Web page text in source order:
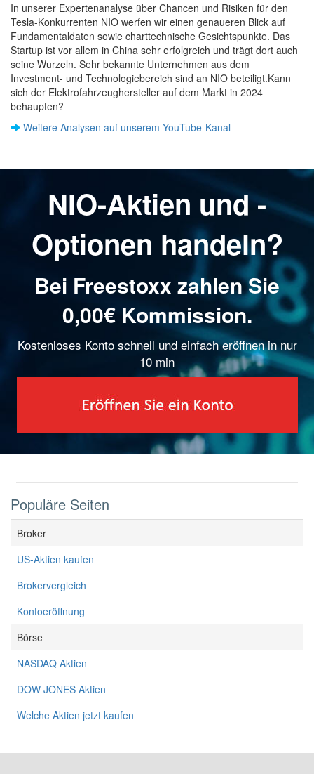
In unserer Expertenanalyse über Chancen und Risiken für den
Tesla-Konkurrenten NIO werfen wir einen genaueren Blick auf
Fundamentaldaten sowie charttechnische Gesichtspunkte. Das
Startup ist vor allem in China sehr erfolgreich und trägt dort auch
seine Wurzeln. Sehr bekannte Unternehmen aus dem
Investment- und Technologiebereich sind an NIO beteiligt.Kann
sich der Elektrofahrzeughersteller auf dem Markt in 2024
behaupten?
Weitere Analysen auf unserem YouTube-Kanal
NIO-Aktien und -
Optionen handeln?
Bei Freestoxx zahlen Sie
0,00€ Kommission.
Kostenloses Konto schnell und einfach eröffnen in nur
10 min
Populäre Seiten
Broker
US-Aktien kaufen
Brokervergleich
Kontoeröffnung
Börse
NASDAQ Aktien
DOW JONES Aktien
Welche Aktien jetzt kaufen